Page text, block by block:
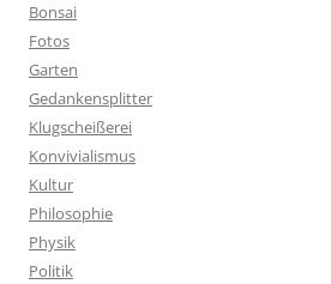
Bonsai
Fotos
Garten
Gedankensplitter
Klugscheißerei
Konvivialismus
Kultur
Philosophie
Physik
Politik